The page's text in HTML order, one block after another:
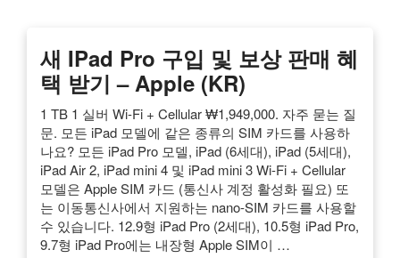
새 IPad Pro 구입 및 보상 판매 혜
택 받기 – Apple (KR)
1 TB 1 실버 Wi-Fi + Cellular ₩1,949,000. 자주 묻는 질
문. 모든 iPad 모델에 같은 종류의 SIM 카드를 사용하
나요? 모든 iPad Pro 모델, iPad (6세대), iPad (5세대),
iPad Air 2, iPad mini 4 및 iPad mini 3 Wi-Fi + Cellular
모델은 Apple SIM 카드 (통신사 계정 활성화 필요) 또
는 이동통신사에서 지원하는 nano-SIM 카드를 사용할
수 있습니다. 12.9형 iPad Pro (2세대), 10.5형 iPad Pro,
9.7형 iPad Pro에는 내장형 Apple SIM이 …